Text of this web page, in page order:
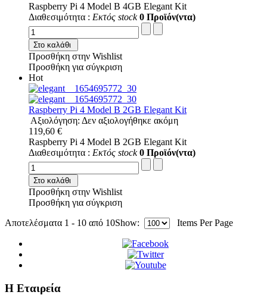
Raspberry Pi 4 Model B 4GB Elegant Kit
Διαθεσιμότητα : Εκτός stock 0 Προϊόν(ντα)
Στο καλάθι
Προσθήκη στην Wishlist
Προσθήκη για σύγκριση
Hot
Raspberry Pi 4 Model B 2GB Elegant Kit
Αξιολόγηση: Δεν αξιολογήθηκε ακόμη
119,60 €
Raspberry Pi 4 Model B 2GB Elegant Kit
Διαθεσιμότητα : Εκτός stock 0 Προϊόν(ντα)
Στο καλάθι
Προσθήκη στην Wishlist
Προσθήκη για σύγκριση
Αποτελέσματα 1 - 10 από 10Show: Items Per Page
Η Εταιρεία